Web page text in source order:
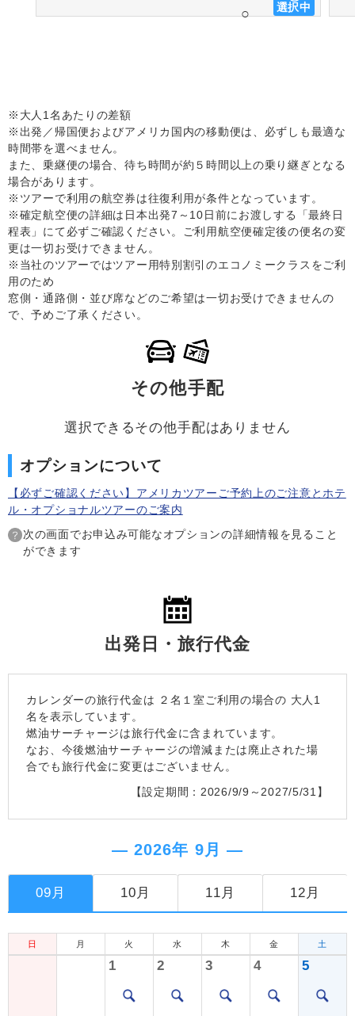
○
選択中
※大人1名あたりの差額
※出発／帰国便およびアメリカ国内の移動便は、必ずしも最適な
時間帯を選べません。
また、乗継便の場合、待ち時間が約５時間以上の乗り継ぎとなる
場合があります。
※ツアーで利用の航空券は往復利用が条件となっています。
※確定航空便の詳細は日本出発7～10日前にお渡しする「最終日
程表」にて必ずご確認ください。ご利用航空便確定後の便名の変
更は一切お受けできません。
※当社のツアーではツアー用特別割引のエコノミークラスをご利
用のため
窓側・通路側・並び席などのご希望は一切お受けできませんの
で、予めご了承ください。
その他手配
選択できるその他手配はありません
オプションについて
【必ずご確認ください】アメリカツアーご予約上のご注意とホテ
ル・オプショナルツアーのご案内
次の画面でお申込み可能なオプションの詳細情報を見ること
ができます
出発日・旅行代金
カレンダーの旅行代金は ２名１室 ご利用の場合の 大人1
名を表示しています。
燃油サーチャージは旅行代金に含まれています。
なお、今後燃油サーチャージの増減または廃止された場
合でも旅行代金に変更はございません。
【設定期間：2026/9/9～2027/5/31】
― 2026年 9月 ―
09月 10月 11月 12月
日 月 火 水 木 金 土
1 2 3 4 5